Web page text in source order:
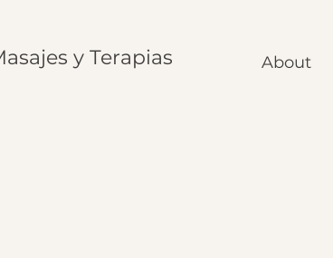
y Terapias About